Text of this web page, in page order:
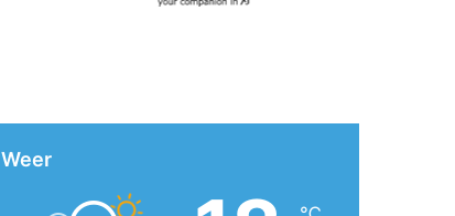
Weer